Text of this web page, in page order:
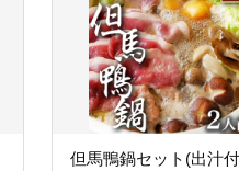
但馬鴨鍋セット(出汁付